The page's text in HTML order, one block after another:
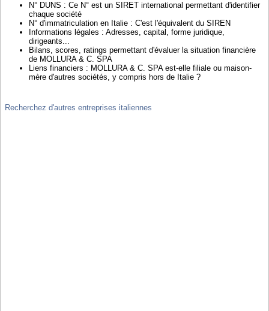
N° DUNS : Ce N° est un SIRET international permettant d'identifier
chaque société
N° d'immatriculation en Italie : C'est l'équivalent du SIREN
Informations légales : Adresses, capital, forme juridique,
dirigeants...
Bilans, scores, ratings permettant d'évaluer la situation financière
de MOLLURA & C. SPA
Liens financiers : MOLLURA & C. SPA est-elle filiale ou maison-
mère d'autres sociétés, y compris hors de Italie ?
Recherchez d'autres entreprises italiennes